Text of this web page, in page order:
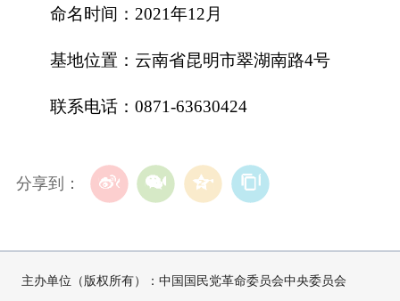
命名时间：2021年12月
基地位置：云南省昆明市翠湖南路4号
联系电话：0871-63630424
分享到：
主办单位（版权所有）：中国国民党革命委员会中央委员会